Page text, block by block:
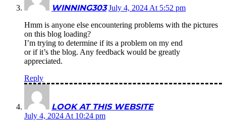
WINNING303 July 4, 2024 At 5:52 pm
Hmm is anyone else encountering problems with the pictures
on this blog loading?
I’m trying to determine if its a problem on my end
or if it’s the blog. Any feedback would be greatly
appreciated.
Reply
LOOK AT THIS WEBSITE
July 4, 2024 At 10:24 pm